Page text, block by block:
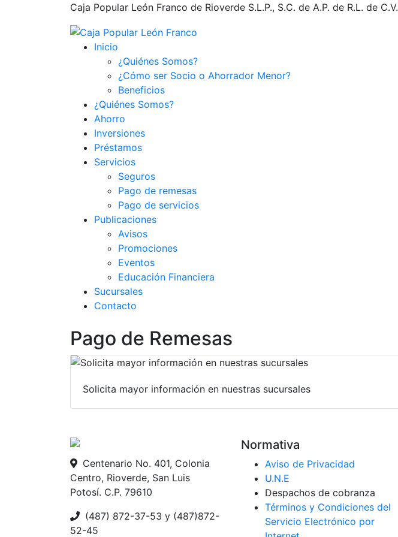
Caja Popular León Franco de Rioverde S.L.P., S.C. de A.P. de R.L. de C.V.
Inicio
¿Quiénes Somos?
¿Cómo ser Socio o Ahorrador Menor?
Beneficios
¿Quiénes Somos?
Ahorro
Inversiones
Préstamos
Servicios
Seguros
Pago de remesas
Pago de servicios
Publicaciones
Avisos
Promociones
Eventos
Educación Financiera
Sucursales
Contacto
Pago de Remesas
Solicita mayor información en nuestras sucursales
Centenario No. 401, Colonia
Centro, Rioverde, San Luis
Potosí. C.P. 79610
(487) 872-37-53 y (487)872-
52-45
Normativa
Aviso de Privacidad
U.N.E
Despachos de cobranza
Términos y Condiciones del
Servicio Electrónico por